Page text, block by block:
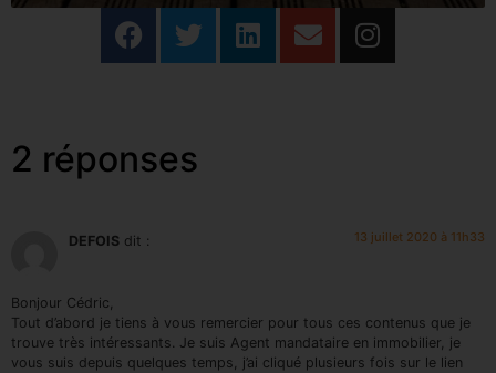
2 réponses
DEFOIS dit : 13 juillet 2020 à 11h33
Bonjour Cédric,
Tout d’abord je tiens à vous remercier pour tous ces contenus que je
trouve très intéressants. Je suis Agent mandataire en immobilier, je
vous suis depuis quelques temps, j’ai cliqué plusieurs fois sur le lien